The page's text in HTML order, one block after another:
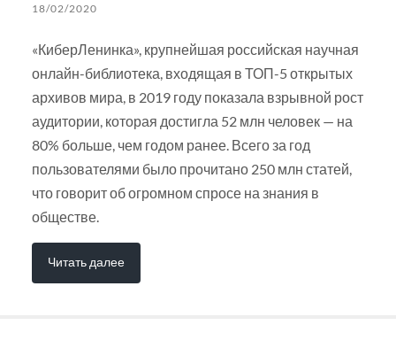
18/02/2020
«КиберЛенинка», крупнейшая российская научная
онлайн-библиотека, входящая в ТОП-5 открытых
архивов мира, в 2019 году показала взрывной рост
аудитории, которая достигла 52 млн человек — на
80% больше, чем годом ранее. Всего за год
пользователями было прочитано 250 млн статей,
что говорит об огромном спросе на знания в
обществе.
Читать далее